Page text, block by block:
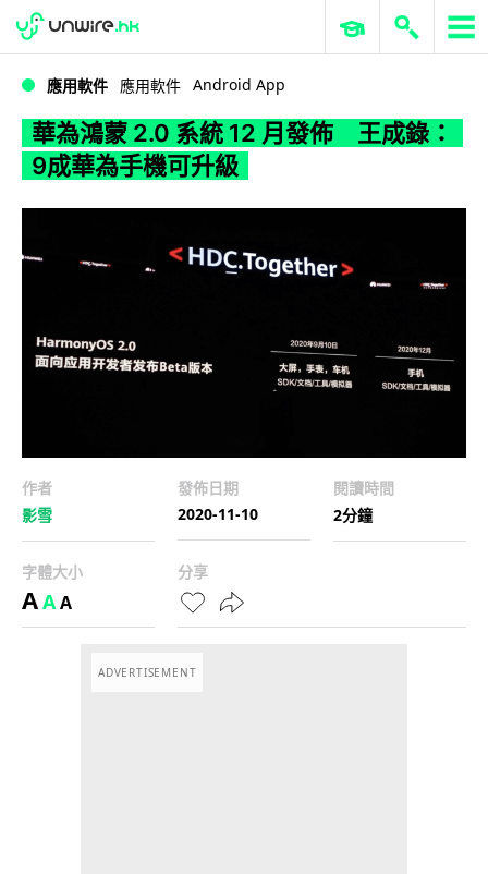
WWDC 2026 ERP 與商業 AI
應用軟件 應用軟件 Android App
華為鴻蒙 2.0 系統 12 月發佈 王成錄：
9成華為手機可升級
作者
影雪
發佈日期
2020-11-10
閱讀時間
2分鐘
字體大小
AAA
分享
ADVERTISEMENT